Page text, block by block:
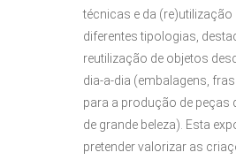
técnicas e da (re)utilização
diferentes tipologias,
reutilização de objetos
dia-a-dia (embalagens,
para a produção de peças
de grande beleza). Esta
pretender valorizar as